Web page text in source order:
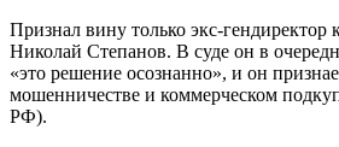
Признал вину только экс-гендиректор
Николай Степанов. В суде он в
«это решение осознанно», и он
мошенничестве и коммерческом
РФ).